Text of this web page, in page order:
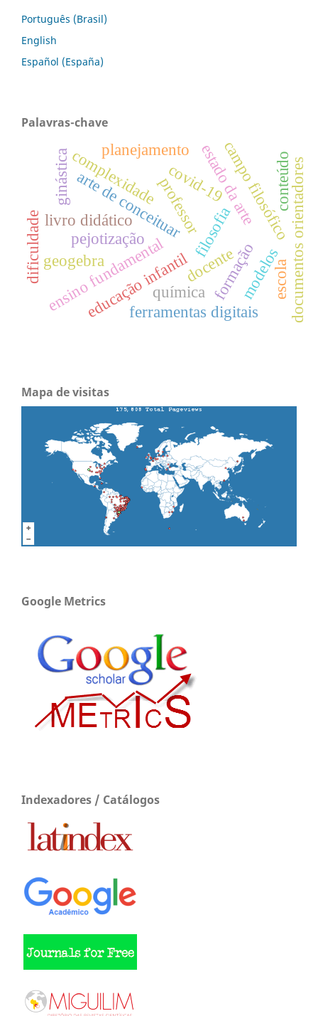
Português (Brasil)
English
Español (España)
Palavras-chave
estado da arte
complexidade
formação
filosofia
arte de conceituar campo filosófico
covid-19
ensino fundamental documentos orientadores
livro didático
planejamento
pejotização
professor
docente
educação infantil modelos
geogebra
ferramentas digitais
química
dificuldade
conteúdo
escola
ginástica
Mapa de visitas
Google Metrics
Indexadores / Catálogos